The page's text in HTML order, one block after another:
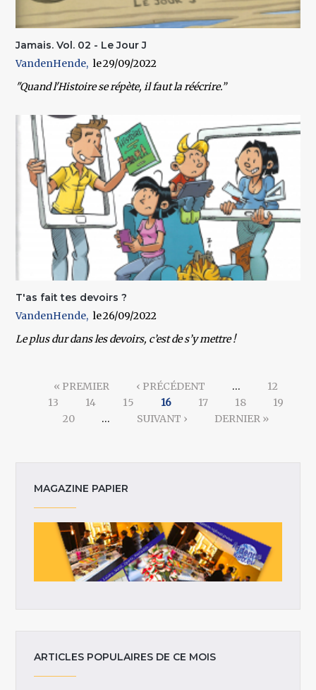
Jamais. Vol. 02 - Le Jour J
VandenHende
29/09/2022
"Quand l'Histoire se répète, il faut la réécrire.”
T'as fait tes devoirs ?
VandenHende
26/09/2022
Le plus dur dans les devoirs, c’est de s’y mettre !
« PREMIER ‹ PRÉCÉDENT …
12
13
14 15 16 17 18
19
20
… SUIVANT › DERNIER »
MAGAZINE PAPIER
ARTICLES POPULAIRES DE CE MOIS